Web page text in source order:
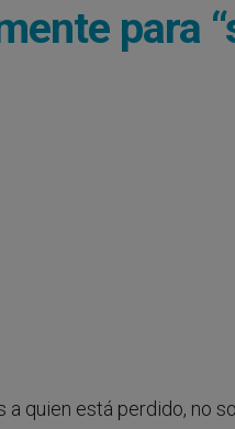
para
a quien está perdido, no